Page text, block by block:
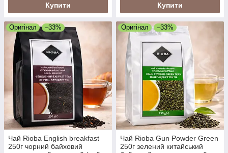
Купити Купити
Оригінал –33%
Чай Rioba English breakfast
250г чорний байховий
Оригінал –33%
Чай Rioba Gun Powder Green
250г зелений китайський